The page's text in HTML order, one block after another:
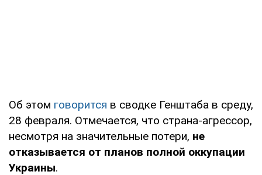
Об этом говорится в сводке Генштаба в среду,
28 февраля. Отмечается, что страна-агрессор,
несмотря на значительные потери, не
отказывается от планов полной оккупации
Украины.